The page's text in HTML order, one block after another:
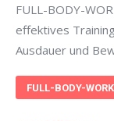
FULL-BODY-
effektives
Ausdauer und
FULL-BODY-